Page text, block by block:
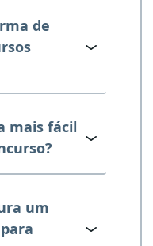
de
mais fácil
um